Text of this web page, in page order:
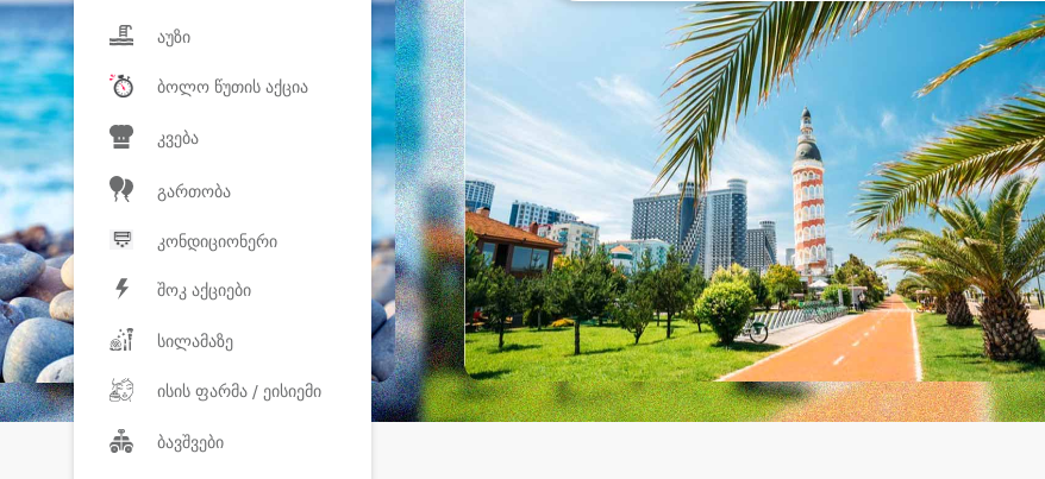
აუზი
ბოლო წუთის აქცია
კვება
გართობა
კონდიციონერი
შოკ აქციები
სილამაზე
ისის ფარმა / ეისიემი
ბავშვები
შეიძინესასურველი